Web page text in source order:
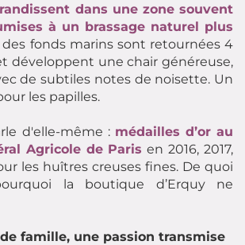
dans une zone souvent
à un brassage naturel plus
des fonds marins sont retournées 4
développent une chair généreuse,
de subtiles notes de noisette. Un
les papilles.
d'elle-même : médailles d’or au
Agricole de Paris en 2016, 2017,
les huîtres creuses fines. De quoi
la boutique d’Erquy ne
famille, une passion transmise